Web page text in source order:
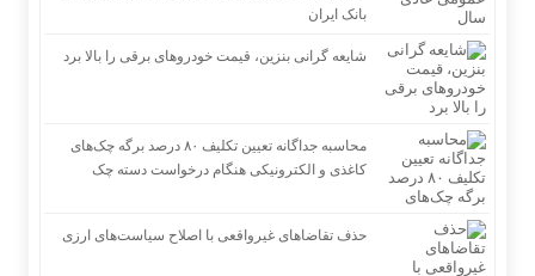
بانک ایران
شایعه گرانی بنزین، قیمت خودروهای برقی را بالا برد
محاسبه جداگانه تعیین تکلیف ۸۰ درصد برگه چک‌های
کاغذی و الکترونیکی هنگام درخواست دسته چک
حذف تقاضاهای غیرواقعی با اصلاح سیاست‌های ارزی